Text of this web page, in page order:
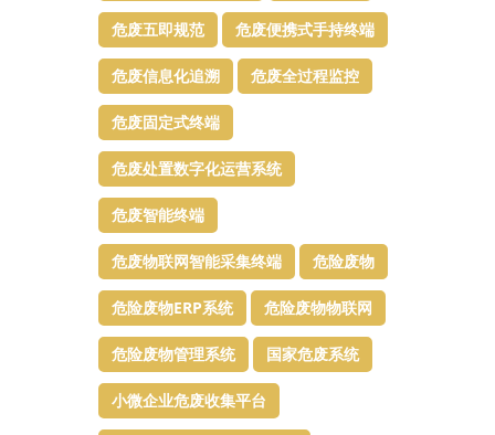
危废五即规范 危废便携式手持终端
危废信息化追溯 危废全过程监控
危废固定式终端
危废处置数字化运营系统
危废智能终端
危废物联网智能采集终端 危险废物
危险废物ERP系统 危险废物物联网
危险废物管理系统 国家危废系统
小微企业危废收集平台